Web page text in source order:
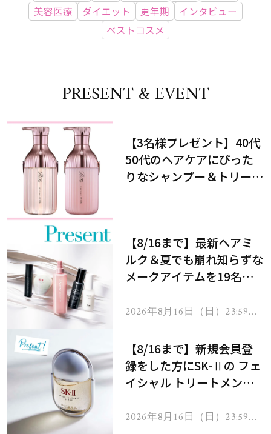
美容医療
ダイエット 更年期
インタビュー
ベストコスメ
PRESENT & EVENT
【3名様プレゼント】40代
50代のヘアケアにぴった
りなシャンプー＆トリート
【8/16まで】最新ヘアミ
ルク＆夏でも崩れ知らずな
メークアイテムを19名様
2026年8月16日（日）23:59ま
【8/16まで】新規会員登
録をした方にSK-Ⅱの フェ
イシャル トリートメント
2026年8月16日（日）23:59ま